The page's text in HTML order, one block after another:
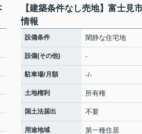
【建築条件なし売地】富士見
情報
設備条件 閑静な住宅地
設備(その他) -
駐車場/月額 -/-
土地権利 所有権
国土法届出 不要
用途地域 第一種住居